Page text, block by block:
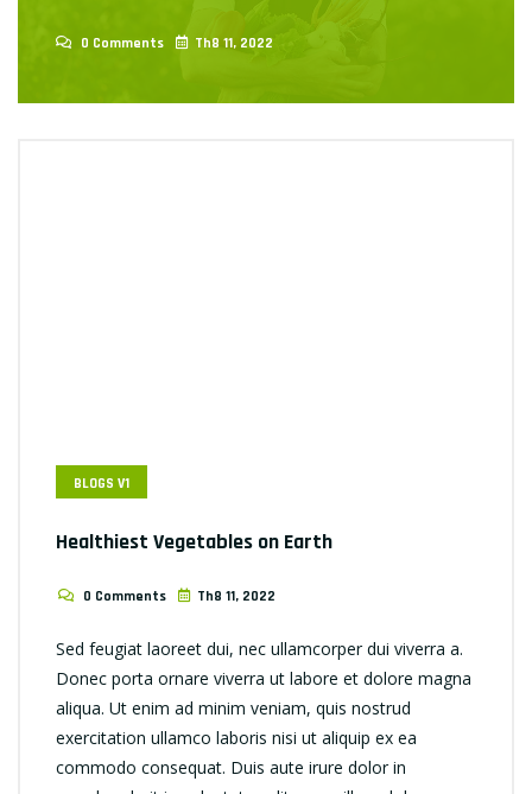
0 Comments Th8 11, 2022
BLOGS V1
Healthiest Vegetables on Earth
0 Comments Th8 11, 2022
Sed feugiat laoreet dui, nec ullamcorper dui viverra a.
Donec porta ornare viverra ut labore et dolore magna
aliqua. Ut enim ad minim veniam, quis nostrud
exercitation ullamco laboris nisi ut aliquip ex ea
commodo consequat. Duis aute irure dolor in